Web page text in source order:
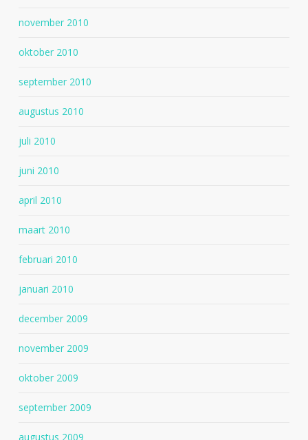
november 2010
oktober 2010
september 2010
augustus 2010
juli 2010
juni 2010
april 2010
maart 2010
februari 2010
januari 2010
december 2009
november 2009
oktober 2009
september 2009
augustus 2009